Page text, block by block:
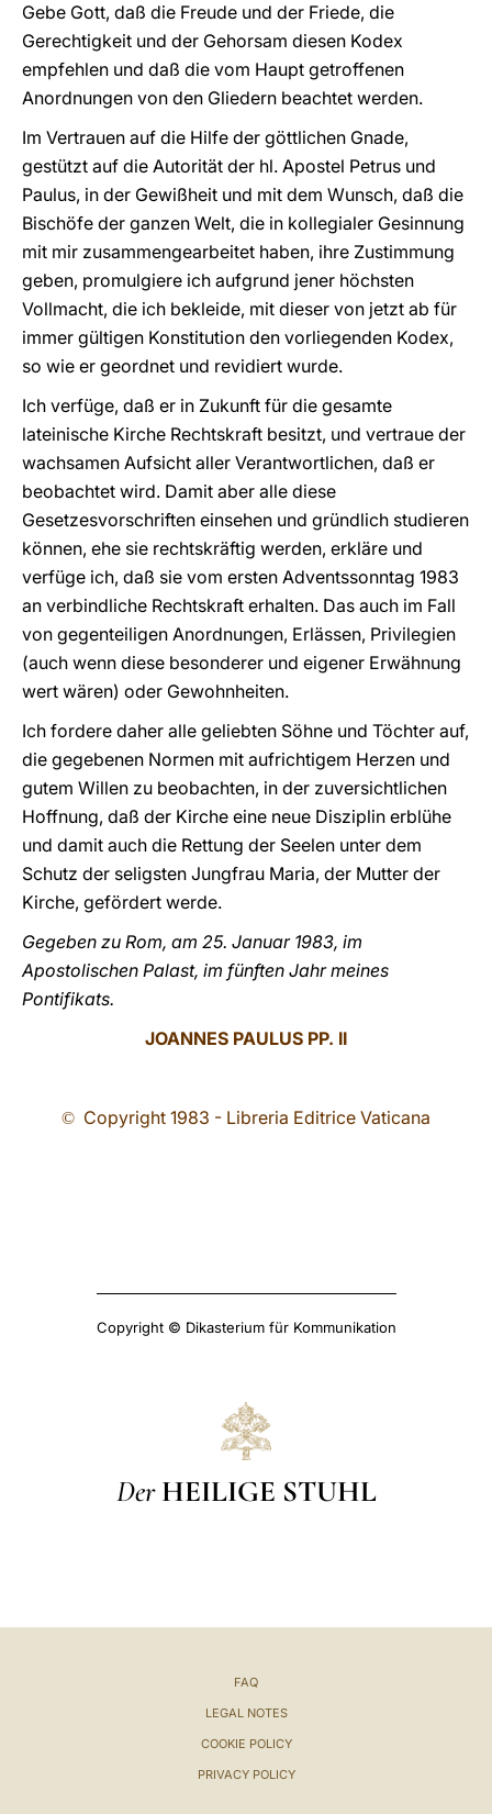
Gebe Gott, daß die Freude und der Friede, die
Gerechtigkeit und der Gehorsam diesen Kodex
empfehlen und daß die vom Haupt getroffenen
Anordnungen von den Gliedern beachtet werden.
Im Vertrauen auf die Hilfe der göttlichen Gnade,
gestützt auf die Autorität der hl. Apostel Petrus und
Paulus, in der Gewißheit und mit dem Wunsch, daß die
Bischöfe der ganzen Welt, die in kollegialer Gesinnung
mit mir zusammengearbeitet haben, ihre Zustimmung
geben, promulgiere ich aufgrund jener höchsten
Vollmacht, die ich bekleide, mit dieser von jetzt ab für
immer gültigen Konstitution den vorliegenden Kodex,
so wie er geordnet und revidiert wurde.
Ich verfüge, daß er in Zukunft für die gesamte
lateinische Kirche Rechtskraft besitzt, und vertraue der
wachsamen Aufsicht aller Verantwortlichen, daß er
beobachtet wird. Damit aber alle diese
Gesetzesvorschriften einsehen und gründlich studieren
können, ehe sie rechtskräftig werden, erkläre und
verfüge ich, daß sie vom ersten Adventssonntag 1983
an verbindliche Rechtskraft erhalten. Das auch im Fall
von gegenteiligen Anordnungen, Erlässen, Privilegien
(auch wenn diese besonderer und eigener Erwähnung
wert wären) oder Gewohnheiten.
Ich fordere daher alle geliebten Söhne und Töchter auf,
die gegebenen Normen mit aufrichtigem Herzen und
gutem Willen zu beobachten, in der zuversichtlichen
Hoffnung, daß der Kirche eine neue Disziplin erblühe
und damit auch die Rettung der Seelen unter dem
Schutz der seligsten Jungfrau Maria, der Mutter der
Kirche, gefördert werde.
Gegeben zu Rom, am 25. Januar 1983, im
Apostolischen Palast, im fünften Jahr meines
Pontifikats.
JOANNES PAULUS PP. II
© Copyright 1983 - Libreria Editrice Vaticana
Copyright © Dikasterium für Kommunikation
Der HEILIGE STUHL
FAQ
LEGAL NOTES
COOKIE POLICY
PRIVACY POLICY